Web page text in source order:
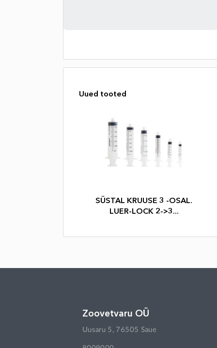
Uued tooted
SÜSTAL KRUUSE 3 -OSAL.
LUER-LOCK 2->3...
Zoovetvaru OÜ
Uusaru 5, 76505 Saue